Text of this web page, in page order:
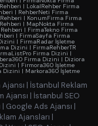
| LokalRehber Firma
| RehberNeti Firma
| KonumFirma Firma
| MapNokta Firma
| FirmaTekno Firma
| FirmaSayfa Firma
| FirmaRadar İşletme
Dizini | FirmaRehberTR
Firma Dizini |
Firma Dizini | Diziora
| Firmora360 İşletme
Dizini | Markora360 İşletme
| İstanbul Reklam
Ajansı | İstanbul SEO
| Google Ads Ajansı |
Ajansları |